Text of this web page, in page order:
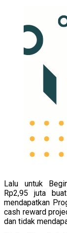
Lalu untuk
Rp2,95 juta
mendapatkan
cash reward
dan tidak